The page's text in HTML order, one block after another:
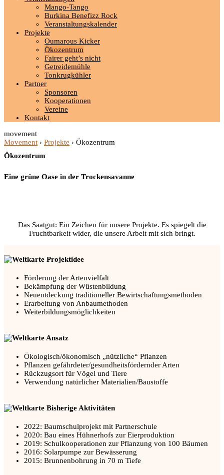
Mango-Tango
Burkina Benefizz Rock
Veranstaltungskalender
Projekte
Oumarous Kicker
Ökozentrum
Fairer geht’s nicht
Getreidemühle
Tonkrugkühler
Partner
Sponsoren
Kooperationen
Vereine
Kontakt
movement
Movement › Projekte › Ökozentrum
Ökozentrum
Eine grüne Oase in der Trockensavanne
Das Saatgut: Ein Zeichen für unsere Projekte. Es spiegelt die
Fruchtbarkeit wider, die unsere Arbeit mit sich bringt.
Projektidee
Förderung der Artenvielfalt
Bekämpfung der Wüstenbildung
Neuentdeckung traditioneller Bewirtschaftungsmethoden
Erarbeitung von Anbaumethoden
Weiterbildungsmöglichkeiten
Ansatz
Ökologisch/ökonomisch „nützliche“ Pflanzen
Pflanzen gefährdeter/gesundheitsfördernder Arten
Rückzugsort für Vögel und Tiere
Verwendung natürlicher Materialien/Baustoffe
Bisherige Aktivitäten
2022: Baumschulprojekt mit Partnerschule
2020: Bau eines Hühnerhofs zur Eierproduktion
2019: Schulkooperationen zur Pflanzung von 100 Bäumen
2016: Solarpumpe zur Bewässerung
2015: Brunnenbohrung in 70 m Tiefe